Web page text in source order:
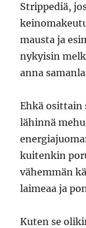
Strippediä,
mausta ja
nykyisin
anna
Ehkä osittain
lähinnä
kuitenkin
vähemmän
laimeaa ja
Kuten se